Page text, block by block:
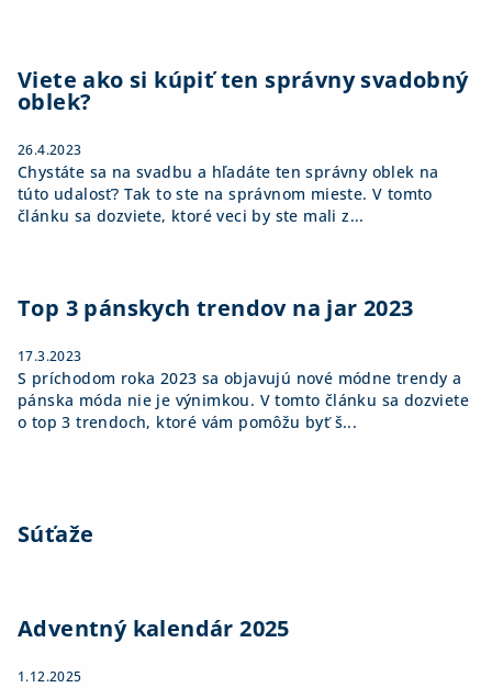
Viete ako si kúpiť ten správny svadobný
oblek?
26.4.2023
Chystáte sa na svadbu a hľadáte ten správny oblek na
túto udalosť? Tak to ste na správnom mieste. V tomto
článku sa dozviete, ktoré veci by ste mali z...
Top 3 pánskych trendov na jar 2023
17.3.2023
S príchodom roka 2023 sa objavujú nové módne trendy a
pánska móda nie je výnimkou. V tomto článku sa dozviete
o top 3 trendoch, ktoré vám pomôžu byť š...
Súťaže
Adventný kalendár 2025
1.12.2025